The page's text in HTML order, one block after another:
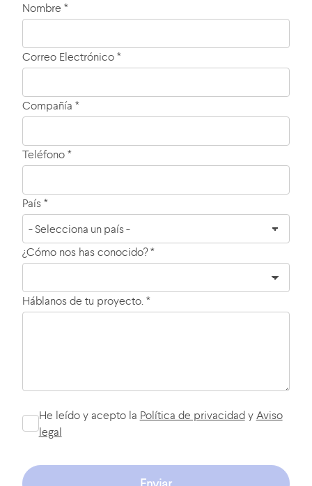
Nombre *
Correo Electrónico *
Compañía *
Teléfono *
País *
¿Cómo nos has conocido? *
Háblanos de tu proyecto. *
He leído y acepto la Política de privacidady Aviso
legal